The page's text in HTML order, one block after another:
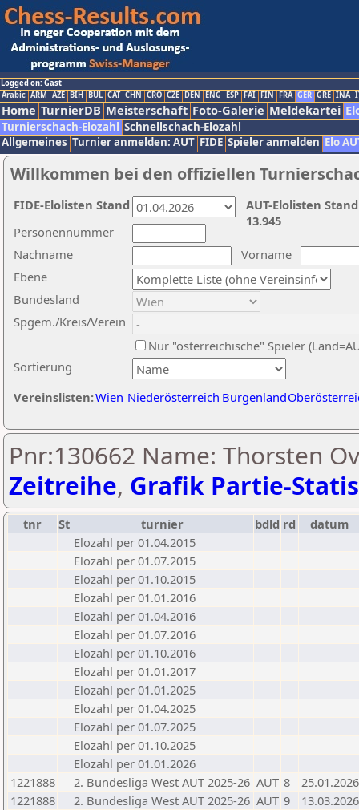
Logged on: Gast
Arabic ARM AZE BIH BUL CAT CHN CRO CZE DEN ENG ESP FAI FIN FRA GER GRE INA
Home TurnierDB Meisterschaft Foto-Galerie Meldekartei
Turnierschach-Elozahl Schnellschach-Elozahl
Allgemeines Turnier anmelden: AUT FIDE Spieler anmelden Elo
Willkommen bei den offiziellen
Nachname
Vorname
Ebene
Sortierung
Personennummer
Bundesland
Spgem./Kreis/Verein
Nur "österreichische" Spieler
Vereinslisten:Wien Niederösterreich Burgenland
AUT-Elolisten
13.945
FIDE-Elolisten Stand
Pnr:130662 Name: Thorsten
Zeitreihe, Grafik Partie-
tnr St turnier bdld rd
datum
Elozahl per 01.04.2015
Elozahl per 01.07.2015
Elozahl per 01.10.2015
Elozahl per 01.01.2016
Elozahl per 01.04.2016
Elozahl per 01.07.2016
Elozahl per 01.10.2016
Elozahl per 01.01.2017
Elozahl per 01.01.2025
Elozahl per 01.04.2025
Elozahl per 01.07.2025
Elozahl per 01.10.2025
Elozahl per 01.01.2026
1221888
2. Bundesliga West AUT 2025-26 AUT 8
25.01.2026
1221888
2. Bundesliga West AUT 2025-26 AUT 9
13.03.2026